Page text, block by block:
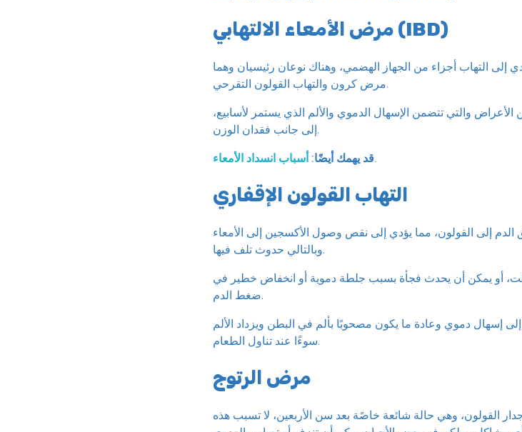
مرض الأمعاء الالتهابي (IBD)
إلى التهاب أجزاء من الجهاز الهضمي، وهناك نوعان رئيسيان وهما
مرض كرون والتهاب القولون التقرحي.
الأعراض والتي تتضمن الإسهال الدموي والألم الذي يستمر لأسابيع،
إلى جانب فقدان الوزن.
قد يهمك أيضًا:أسباب انسداد الأمعاء.
التهاب القولون الإقفاري
الدم إلى القولون، مما يؤدي إلى نقص وصول الأكسجين إلى الأمعاء
وبالتالي حدوث تلف فيها.
أو يمكن أن يحدث فجأة بسبب جلطة دموية أو انخفاض خطير في
ضغط الدم.
إلى إسهال دموي وعادة ما يكون مصحوبًا بألم في البطن ويزداد الألم
سوءًا عند تناول الطعام.
مرض الرتوج
القولون، وهي حالة شائعة خاصًة بعد سن الأربعين، لا تسبب هذه